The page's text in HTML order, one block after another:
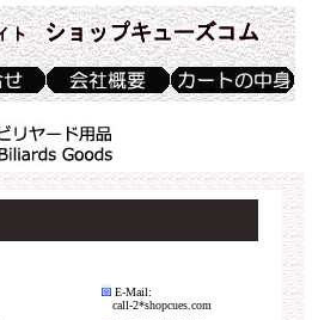
E-Mail:
call-2*shopcues.com